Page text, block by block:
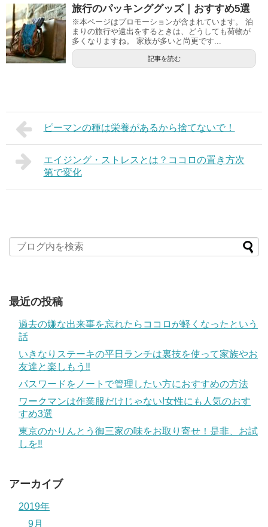
旅行のパッキンググッズ｜おすすめ5選
※本ページはプロモーションが含まれています。 泊
まりの旅行や遠出をするときは、どうしても荷物が
多くなりますね。 家族が多いと尚更です...
記事を読む
ピーマンの種は栄養があるから捨てないで！
エイジング・ストレスとは？ココロの置き方次
第で変化
最近の投稿
過去の嫌な出来事を忘れたらココロが軽くなったという
話
いきなりステーキの平日ランチは裏技を使って家族やお
友達と楽しもう‼
パスワードをノートで管理したい方におすすめの方法
ワークマンは作業服だけじゃない!女性にも人気のおす
すめ3選
東京のかりんとう御三家の味をお取り寄せ！是非、お試
しを‼
アーカイブ
2019年
9月